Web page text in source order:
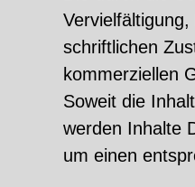
schriftlichen
kommerziellen
Soweit die
werden Inhalte
um einen